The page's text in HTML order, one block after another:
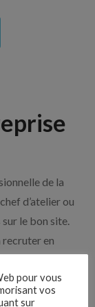
de la
d’atelier ou
le bon site.
recruter en
pour vous
vos
sur